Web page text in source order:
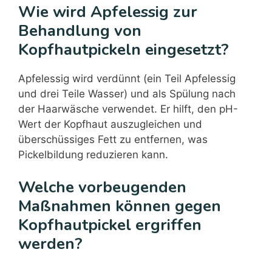
Wie wird Apfelessig zur
Behandlung von
Kopfhautpickeln eingesetzt?
Apfelessig wird verdünnt (ein Teil Apfelessig
und drei Teile Wasser) und als Spülung nach
der Haarwäsche verwendet. Er hilft, den pH-
Wert der Kopfhaut auszugleichen und
überschüssiges Fett zu entfernen, was
Pickelbildung reduzieren kann.
Welche vorbeugenden
Maßnahmen können gegen
Kopfhautpickel ergriffen
werden?